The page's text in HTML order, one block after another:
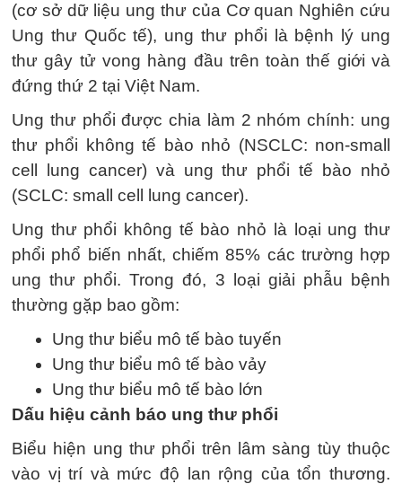
(cơ sở dữ liệu ung thư của Cơ quan Nghiên cứu
Ung thư Quốc tế), ung thư phổi là bệnh lý ung
thư gây tử vong hàng đầu trên toàn thế giới và
đứng thứ 2 tại Việt Nam.
Ung thư phổi được chia làm 2 nhóm chính: ung
thư phổi không tế bào nhỏ (NSCLC: non-small
cell lung cancer) và ung thư phổi tế bào nhỏ
(SCLC: small cell lung cancer).
Ung thư phổi không tế bào nhỏ là loại ung thư
phổi phổ biến nhất, chiếm 85% các trường hợp
ung thư phổi. Trong đó, 3 loại giải phẫu bệnh
thường gặp bao gồm:
Ung thư biểu mô tế bào tuyến
Ung thư biểu mô tế bào vảy
Ung thư biểu mô tế bào lớn
Dấu hiệu cảnh báo ung thư phổi
Biểu hiện ung thư phổi trên lâm sàng tùy thuộc
vào vị trí và mức độ lan rộng của tổn thương.